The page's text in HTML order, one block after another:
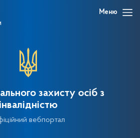
Меню
захисту осіб з
інвалідністю
вебпортал